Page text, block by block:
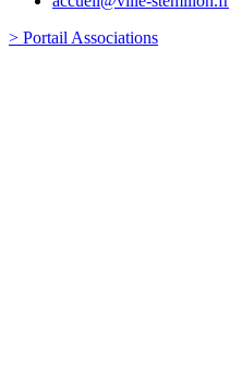
> Portail Associations